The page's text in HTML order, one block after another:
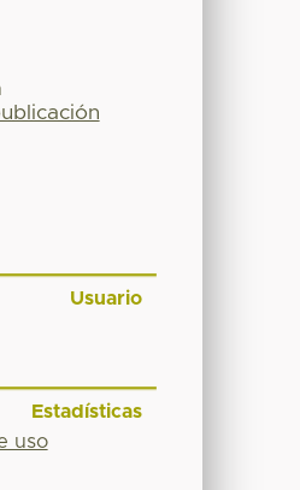
Usuario
Estadísticas
uso